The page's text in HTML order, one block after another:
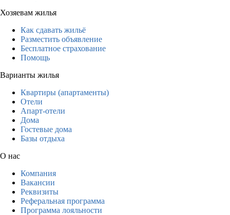
Хозяевам жилья
Как сдавать жильё
Разместить объявление
Бесплатное страхование
Помощь
Варианты жилья
Квартиры (апартаменты)
Отели
Апарт-отели
Дома
Гостевые дома
Базы отдыха
О нас
Компания
Вакансии
Реквизиты
Реферальная программа
Программа лояльности